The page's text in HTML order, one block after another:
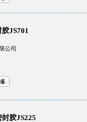
JS701
公司
胶JS225